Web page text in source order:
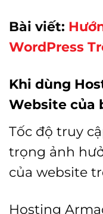
Bài viết:
WordPress
Khi dùng
Website của
Tốc độ truy
trọng ảnh
của website
Hosting